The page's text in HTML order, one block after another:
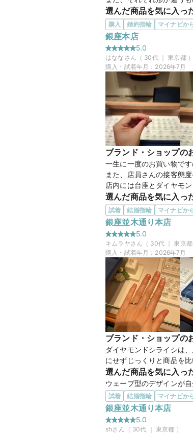
選んだ商品を気に入っ
シンプルで、日常生活で
また、女性側の方は少し
とても指にもフィットし
この店舗の良かったと
お店の中はとても丁寧で
実際に目で見ると、とて
アフターサービスの説明
商品名
価格帯 45万円
マイナビ限定 来店特典
この店舗のおすすめ
条件クリアで最大
購入 婚約指輪 マイナビか
銀座本店
5.0
はなな さん（ 30代 ｜ 東京都）
購入・試着年月： 2026年7月
ブランド・ショップの
一生に一度のお買い物で
また、店員さんの接客態
店内には台座とダイヤモ
選んだ商品を気に入っ
日本人の手の形(指の付け
また、フォーマルにでも
思います。
商品名
価格帯 30万円
マイナビ限定 来店特典
この店舗のおすすめ
条件クリアで最大
試着 結婚指輪 マイナビか
銀座並木通り本店
5.0
キムラヤさん（ 30代 ｜ 東京都
購入・試着年月： 2026年7月
ブランド・ショップの
ダイヤモンドシライシは
にせずじっくりと商品を
選んだ商品を気に入っ
ウェーブ型のデザインが
少ないと感じました。デ
この店舗の良かったと
相談ブースが広く落ち着
買い物にふさわしい雰囲
試着 結婚指輪 マイナビか
銀座並木通り本店
5.0
shさん（ 30代 ｜ 東京都 ）